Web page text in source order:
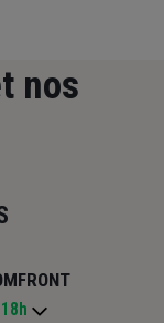
nos
Ouvert 09h – 12h / 14h – 18h